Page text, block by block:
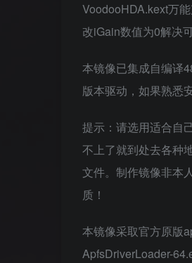
VoodooHDA.kext万
改iGain数值为0解决
本镜像已集成自编译
版本驱动，如果熟悉
提示：请选用适合自
不上了就到处去各种
文件。制作镜像非本
质！
本镜像采取官方原版
ApfsDriverLoader-